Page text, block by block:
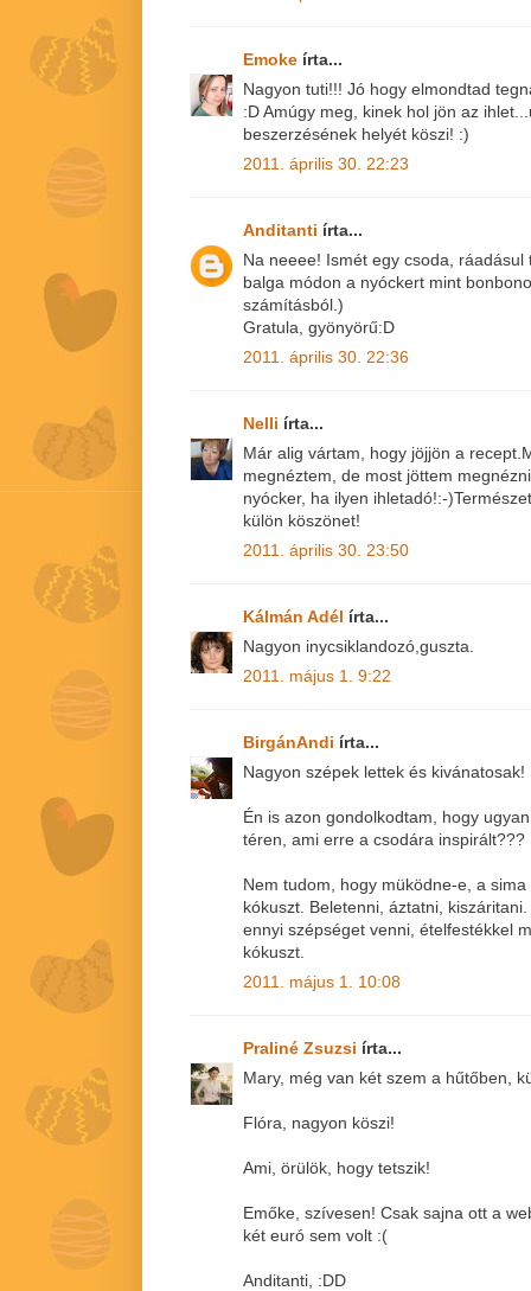
Emoke írta...
Nagyon tuti!!! Jó hogy elmondtad
:D Amúgy meg, kinek hol jön az
beszerzésének helyét köszi! :)
2011. április 30. 22:23
Anditanti írta...
Na neeee! Ismét egy csoda,
balga módon a nyóckert mint
számításból.)
Gratula, gyönyörű:D
2011. április 30. 22:36
Nelli írta...
Már alig vártam, hogy jöjjön a
megnéztem, de most jöttem
nyócker, ha ilyen ihletadó!:-
külön köszönet!
2011. április 30. 23:50
Kálmán Adél írta...
Nagyon inycsiklandozó,guszta.
2011. május 1. 9:22
BirgánAndi írta...
Nagyon szépek lettek és kivánatosak!
Én is azon gondolkodtam, hogy
téren, ami erre a csodára inspirált???
Nem tudom, hogy müködne-e, a
kókuszt. Beletenni, áztatni,
ennyi szépséget venni, ételfestékkel
kókuszt.
2011. május 1. 10:08
Praliné Zsuzsi írta...
Mary, még van két szem a hűtőben,
Flóra, nagyon köszi!
Ami, örülök, hogy tetszik!
Emőke, szívesen! Csak sajna ott a
két euró sem volt :(
Anditanti, :DD